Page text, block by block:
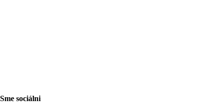
Sme sociálni